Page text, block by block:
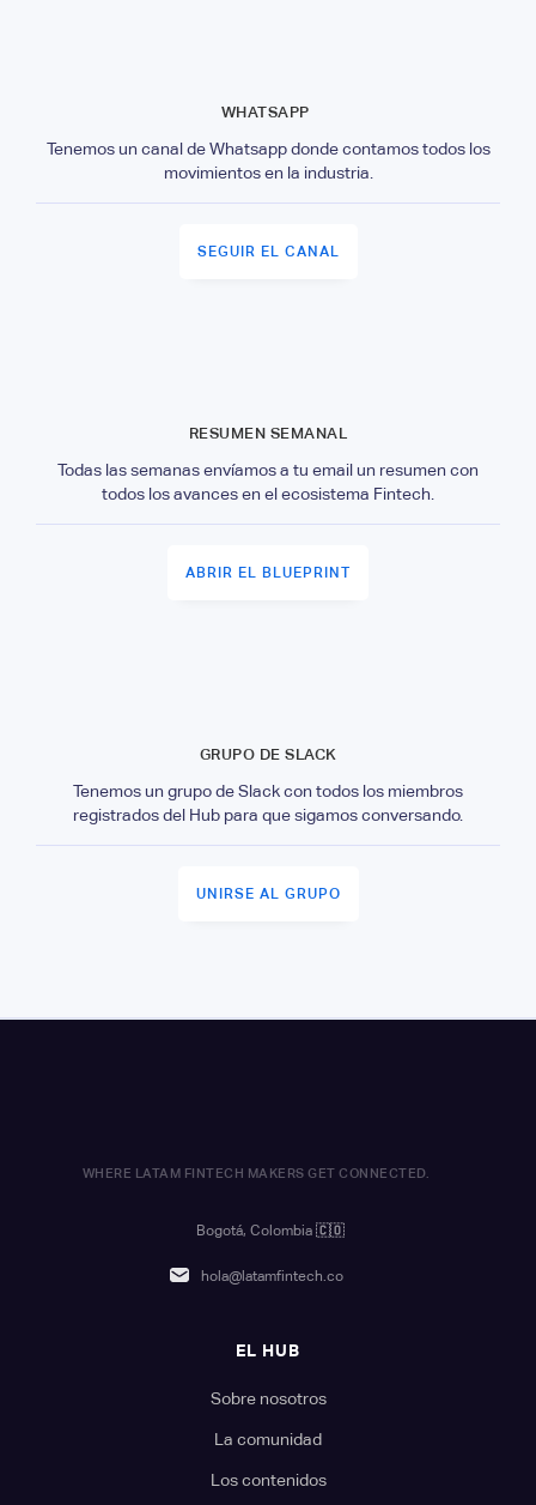
WHATSAPP
Tenemos un canal de Whatsapp donde contamos todos los
movimientos en la industria.
SEGUIR EL CANAL
RESUMEN SEMANAL
Todas las semanas envíamos a tu email un resumen con
todos los avances en el ecosistema Fintech.
ABRIR EL BLUEPRINT
GRUPO DE SLACK
Tenemos un grupo de Slack con todos los miembros
registrados del Hub para que sigamos conversando.
UNIRSE AL GRUPO
WHERE LATAM FINTECH MAKERS GET CONNECTED.
Bogotá, Colombia 🇨🇴
hola@latamfintech.co
EL HUB
Sobre nosotros
La comunidad
Los contenidos